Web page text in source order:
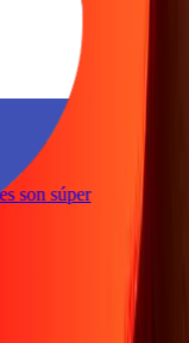
son súper